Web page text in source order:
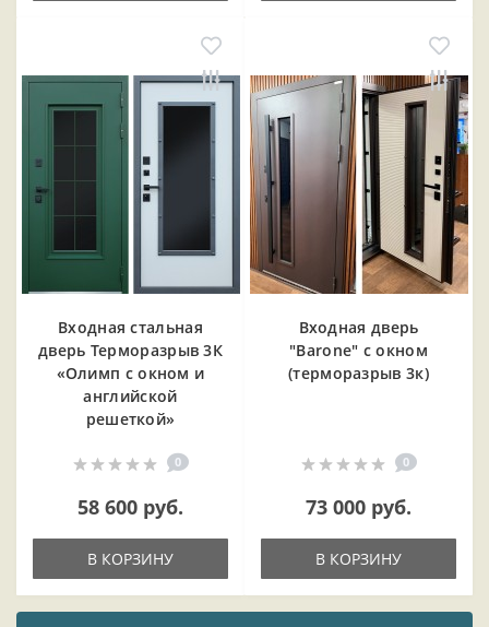
Входная cтальная
дверь Терморазрыв 3К
«Олимп с окном и
английской
решеткой»
0
58 600 руб.
В КОРЗИНУ
Входная дверь
"Barone" с окном
(терморазрыв 3к)
0
73 000 руб.
В КОРЗИНУ